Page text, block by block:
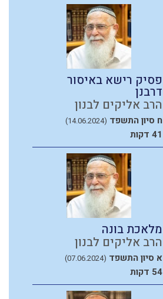
פסיק רישא באיסור
דרבנן
הרב אליקים לבנון
ח סיון התשפד (14.06.2024)
41 דקות
מלאכת בונה
הרב אליקים לבנון
א סיון התשפד (07.06.2024)
54 דקות